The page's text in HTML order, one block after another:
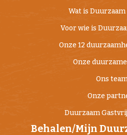
Wat is Duurzaam
Voor wie is
Onze 12
Onze
Ons
Onze
Duurzaam
Behalen/Mijn